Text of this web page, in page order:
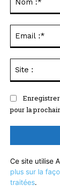
pour la
Ce site utilise
plus sur la
traitées.